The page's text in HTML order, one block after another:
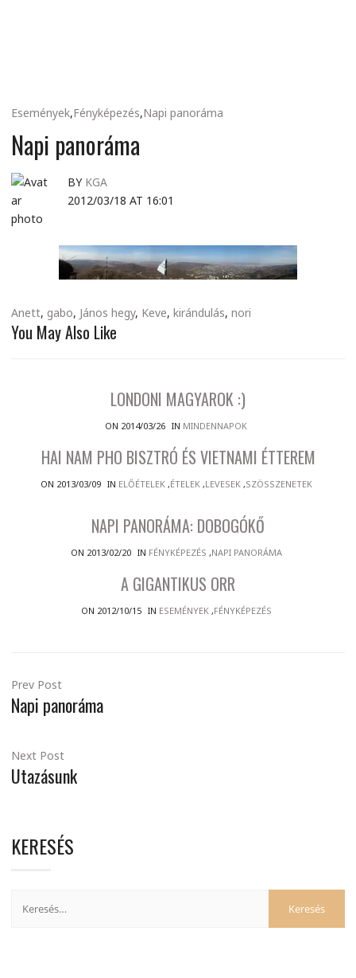
Események,Fényképezés,Napi panoráma
Napi panoráma
BY KGA
2012/03/18 AT 16:01
Anett, gabo, János hegy, Keve, kirándulás, nori
You May Also Like
LONDONI MAGYAROK :)
ON 2014/03/26 IN MINDENNAPOK
HAI NAM PHO BISZTRÓ ÉS VIETNAMI ÉTTEREM
ON 2013/03/09 IN ELŐÉTELEK,ÉTELEK,LEVESEK,SZÖSSZENETEK
NAPI PANORÁMA: DOBOGÓKŐ
ON 2013/02/20 IN FÉNYKÉPEZÉS ,NAPI PANORÁMA
A GIGANTIKUS ORR
ON 2012/10/15 IN ESEMÉNYEK,FÉNYKÉPEZÉS
Prev Post
Napi panoráma
Next Post
Utazásunk
KERESÉS